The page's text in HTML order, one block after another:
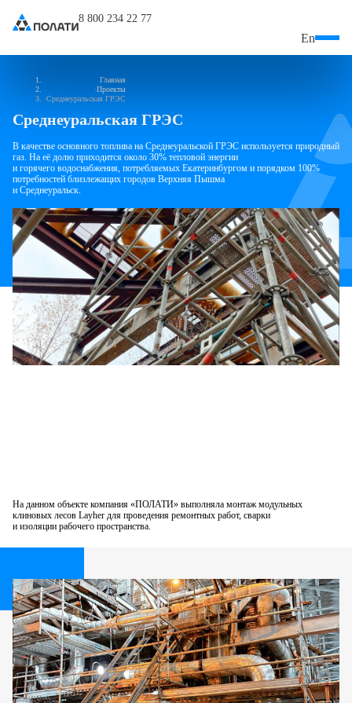
8 800 234 22 77
En
Главная
Проекты
Среднеуральская ГРЭС
Среднеуральская ГРЭС
В качестве основного топлива на Среднеуральской ГРЭС используется природный
газ. На её долю приходится около 30% тепловой энергии
и горячего водоснабжения, потребляемых Екатеринбургом и порядком 100%
потребностей близлежащих городов Верхняя Пышма
и Среднеуральск.
На данном объекте компания «ПОЛАТИ» выполняла монтаж модульных
клиновых лесов Layher для проведения ремонтных работ, сварки
и изоляции рабочего пространства.